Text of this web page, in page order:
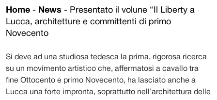
Home - News - Presentato il volune “Il Liberty a
Lucca, architetture e committenti di primo
Novecento
Si deve ad una studiosa tedesca la prima, rigorosa ricerca
su un movimento artistico che, affermatosi a cavallo tra
fine Ottocento e primo Novecento, ha lasciato anche a
Lucca una forte impronta, soprattutto nell’architettura delle